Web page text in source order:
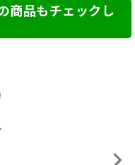
商品もチェックし